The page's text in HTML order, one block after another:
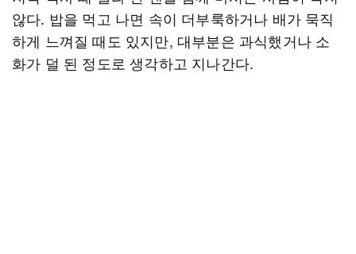
않다. 밥을 먹고 나면 속이 더부룩하거나 배가 묵직
하게 느껴질 때도 있지만, 대부분은 과식했거나 소
화가 덜 된 정도로 생각하고 지나간다.